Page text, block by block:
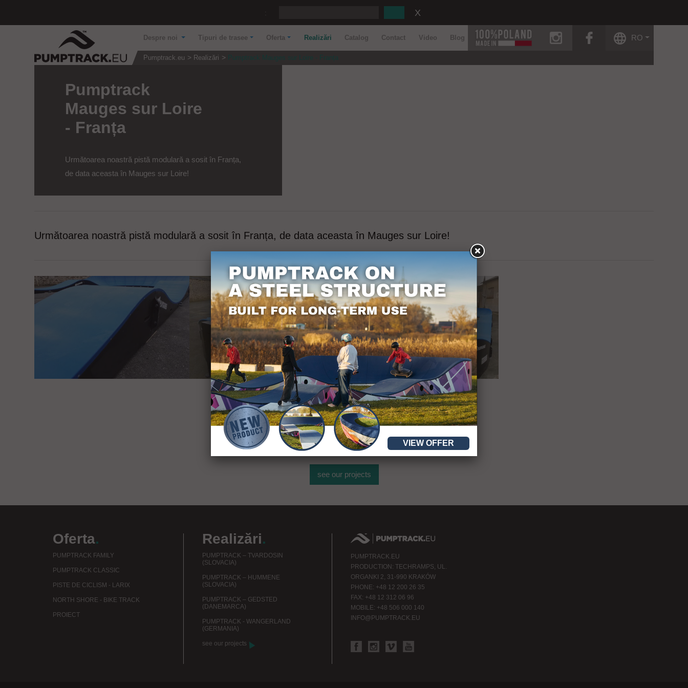
Despre noi Tipuri de trasee Oferta Realizări Catalog Contact Video Blog
instagram
RO
Pumptrack.eu Realizări Pumptrack Mauges sur Loire - Franța
Pumptrack
Mauges sur Loire
- Franța
Următoarea noastră pistă modulară a sosit în Franța,
de data aceasta în Mauges sur Loire!
Următoarea noastră pistă modulară a sosit în Franța, de data aceasta în Mauges sur Loire!
mai mult de 400
de obiecte sportive
see our projects
Oferta.
PUMPTRACK FAMILY
PUMPTRACK CLASSIC
PISTE DE CICLISM - LARIX
NORTH SHORE - BIKE TRACK
PROIECT
Realizări.
PUMPTRACK – TVARDOSIN
(SLOVACIA)
PUMPTRACK – HUMMENE
(SLOVACIA)
PUMPTRACK – GEDSTED
(DANEMARCA)
PUMPTRACK - WANGERLAND
(GERMANIA)
see our projects
PUMPTRACK.EU
PRODUCTION: TECHRAMPS, UL.
ORGANKI 2, 31-990 KRAKÓW
PHONE: +48 12 200 26 35
FAX: +48 12 312 06 96
MOBILE: +48 506 000 140
INFO@PUMPTRACK.EU
VIEW OFFER